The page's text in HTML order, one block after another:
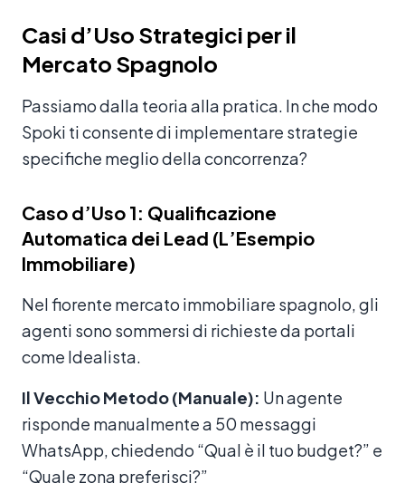
Casi d’Uso Strategici per il
Mercato Spagnolo
Passiamo dalla teoria alla pratica. In che modo
Spoki ti consente di implementare strategie
specifiche meglio della concorrenza?
Caso d’Uso 1: Qualificazione
Automatica dei Lead (L’Esempio
Immobiliare)
Nel fiorente mercato immobiliare spagnolo, gli
agenti sono sommersi di richieste da portali
come Idealista.
Il Vecchio Metodo (Manuale): Un agente
risponde manualmente a 50 messaggi
WhatsApp, chiedendo “Qual è il tuo budget?” e
“Quale zona preferisci?”